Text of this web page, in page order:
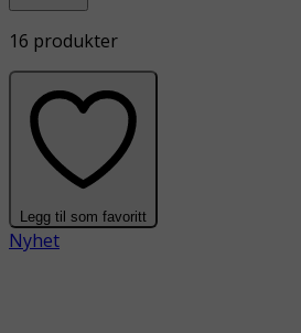
16 produkter
Legg til som favoritt
Nyhet